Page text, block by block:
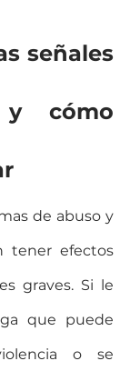
señales
cómo
de abuso y
tener efectos
graves. Si le
que puede
o se